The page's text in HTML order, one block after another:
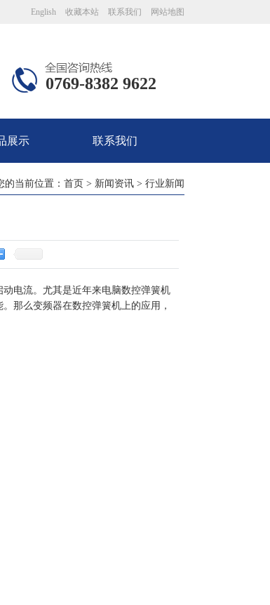
English 收藏本站 联系我们 网站地图
0769-8382 9622
展示 联系我们
的当前位置： 首页 > 新闻资讯 > 行业新闻
电流。尤其是近年来电脑数控弹簧机
那么变频器在数控弹簧机上的应用，